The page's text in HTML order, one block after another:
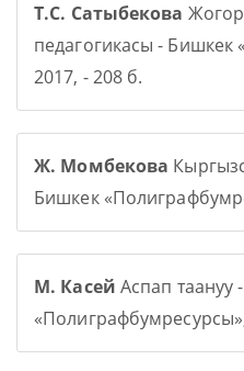
Т.С. Сатыбекова
педагогикасы - Бишкек
2017, - 208 б.
Ж. Момбекова
Бишкек
М. Касей Аспап таануу